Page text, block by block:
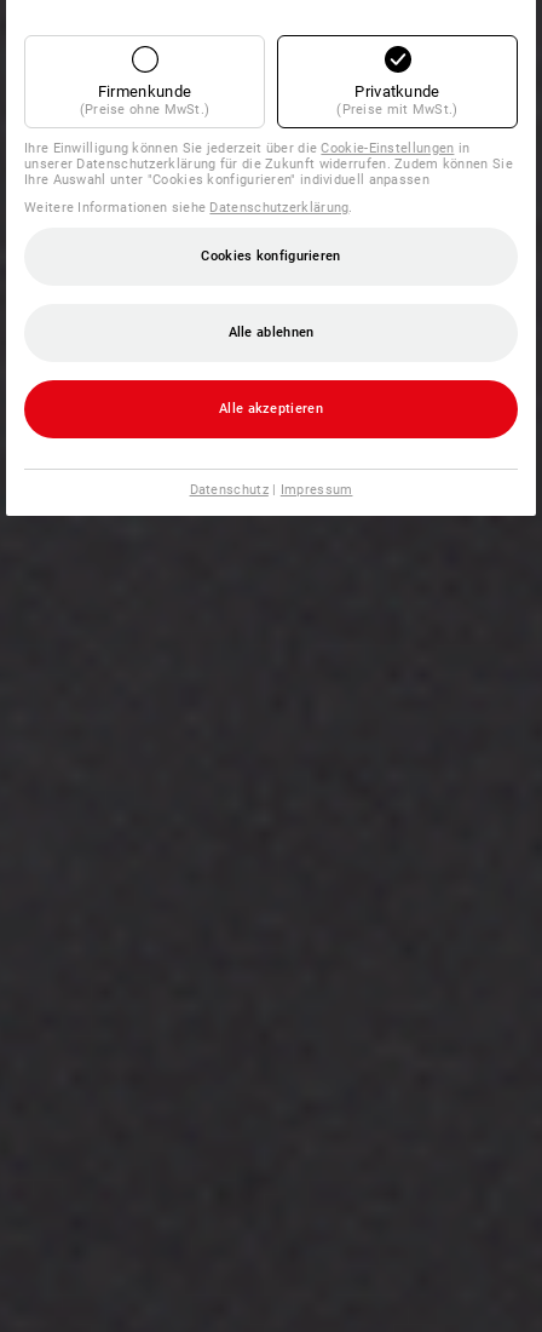
Firmenkunde
(Preise ohne MwSt.)
Privatkunde
(Preise mit MwSt.)
Ihre Einwilligung können Sie jederzeit über dieCookie-Einstellungen in
unserer Datenschutzerklärung für die Zukunft widerrufen. Zudem können Sie
Ihre Auswahl unter "Cookies konfigurieren" individuell anpassen
Weitere Informationen siehe Datenschutzerklärung
Cookies konfigurieren
Alle ablehnen
Alle akzeptieren
Datenschutz| Impressum